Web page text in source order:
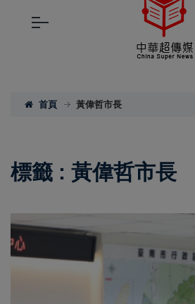
首頁 黃偉哲市長
標籤 : 黃偉哲市長